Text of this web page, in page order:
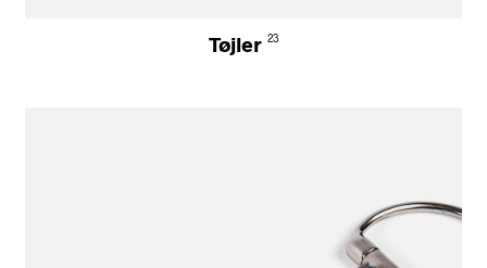
Tøjler 23